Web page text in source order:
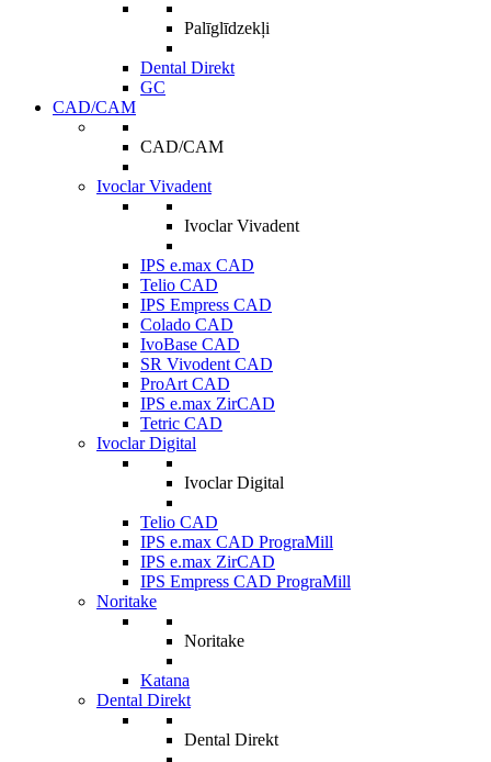
Palīglīdzekļi
Dental Direkt
GC
CAD/CAM
CAD/CAM
Ivoclar Vivadent
Ivoclar Vivadent
IPS e.max CAD
Telio CAD
IPS Empress CAD
Colado CAD
IvoBase CAD
SR Vivodent CAD
ProArt CAD
IPS e.max ZirCAD
Tetric CAD
Ivoclar Digital
Ivoclar Digital
Telio CAD
IPS e.max CAD PrograMill
IPS e.max ZirCAD
IPS Empress CAD PrograMill
Noritake
Noritake
Katana
Dental Direkt
Dental Direkt